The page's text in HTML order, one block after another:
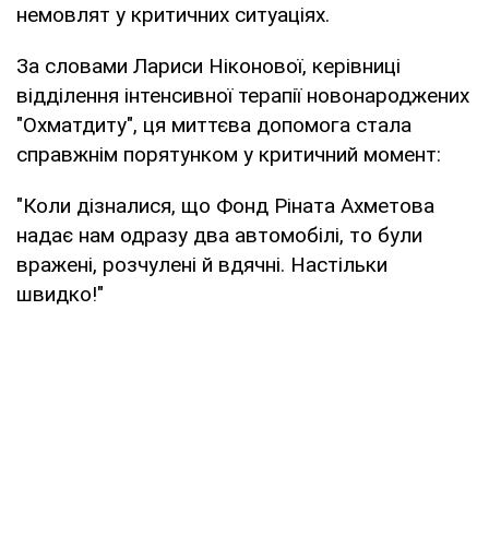
немовлят у критичних ситуаціях.
За словами Лариси Ніконової, керівниці
відділення інтенсивної терапії новонароджених
"Охматдиту", ця миттєва допомога стала
справжнім порятунком у критичний момент:
"Коли дізналися, що Фонд Ріната Ахметова
надає нам одразу два автомобілі, то були
вражені, розчулені й вдячні. Настільки
швидко!"